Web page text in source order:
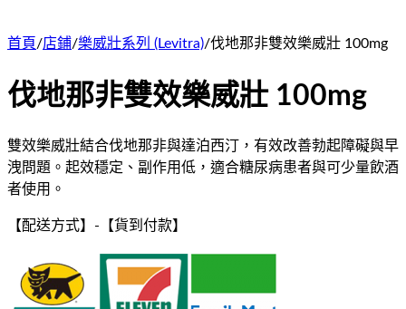
首頁/店鋪/樂威壯系列 (Levitra)/伐地那非雙效樂威壯 100mg
伐地那非雙效樂威壯 100mg
雙效樂威壯結合伐地那非與達泊西汀，有效改善勃起障礙與早
洩問題。起效穩定、副作用低，適合糖尿病患者與可少量飲酒
者使用。
【配送方式】 - 【貨到付款】